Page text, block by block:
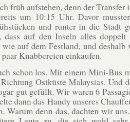
früh aufstehen, denn der Transfer
um 10:15 Uhr. Davor
und runter in die Stadt
dass auf den Inseln alles doppelt
auf dem Festland, und
Knabbereien einkaufen.
schon los. Mit einem Mini-Bus
Ostküste Malaysias. Und
gut gefüllt. Wir waren 6
dann das Handy unseres
Warum denn das, dachten wir